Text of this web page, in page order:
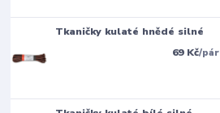
Tkaničky kulaté hnědé silné
69 Kč/pár